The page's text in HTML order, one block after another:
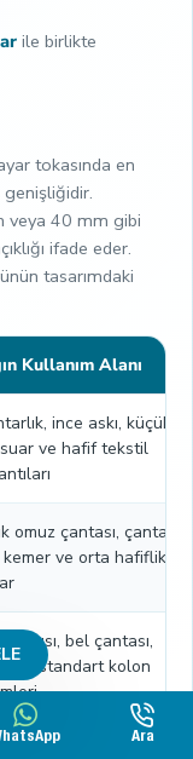
Ara
ile birlikte
tokasında en
veya 40 mm gibi
ifade eder.
tasarımdaki
Kullanım Alanı
ince askı, küçük
ve hafif tekstil
omuz çantası, çanta
kemer ve orta hafiflikte
askısı, bel çantası,
ve standart kolon
çantası, kemer, tasma ve